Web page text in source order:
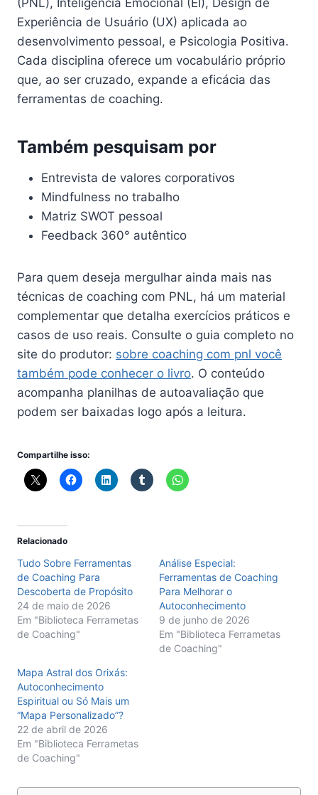
Experiência de Usuário (UX) aplicada ao
desenvolvimento pessoal, e Psicologia Positiva.
Cada disciplina oferece um vocabulário próprio
que, ao ser cruzado, expande a eficácia das
ferramentas de coaching.
Também pesquisam por
Entrevista de valores corporativos
Mindfulness no trabalho
Matriz SWOT pessoal
Feedback 360° autêntico
Para quem deseja mergulhar ainda mais nas
técnicas de coaching com PNL, há um material
complementar que detalha exercícios práticos e
casos de uso reais. Consulte o guia completo no
site do produtor: sobre coaching com pnl você
também pode conhecer o livro. O conteúdo
acompanha planilhas de autoavaliação que
podem ser baixadas logo após a leitura.
Compartilhe isso:
Relacionado
Tudo Sobre Ferramentas
de Coaching Para
Descoberta de Propósito
24 de maio de 2026
Em "Biblioteca Ferrametas
de Coaching"
Análise Especial:
Ferramentas de Coaching
Para Melhorar o
Autoconhecimento
9 de junho de 2026
Em "Biblioteca Ferrametas
de Coaching"
Mapa Astral dos Orixás:
Autoconhecimento
Espiritual ou Só Mais um
“Mapa Personalizado”?
22 de abril de 2026
Em "Biblioteca Ferrametas
de Coaching"